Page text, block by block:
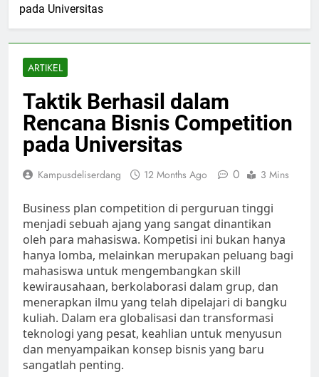
pada Universitas
ARTIKEL
Taktik Berhasil dalam
Rencana Bisnis Competition
pada Universitas
Kampusdeliserdang 12 Months Ago 0 3 Mins
Business plan competition di perguruan tinggi
menjadi sebuah ajang yang sangat dinantikan
oleh para mahasiswa. Kompetisi ini bukan hanya
hanya lomba, melainkan merupakan peluang bagi
mahasiswa untuk mengembangkan skill
kewirausahaan, berkolaborasi dalam grup, dan
menerapkan ilmu yang telah dipelajari di bangku
kuliah. Dalam era globalisasi dan transformasi
teknologi yang pesat, keahlian untuk menyusun
dan menyampaikan konsep bisnis yang baru
sangatlah penting.